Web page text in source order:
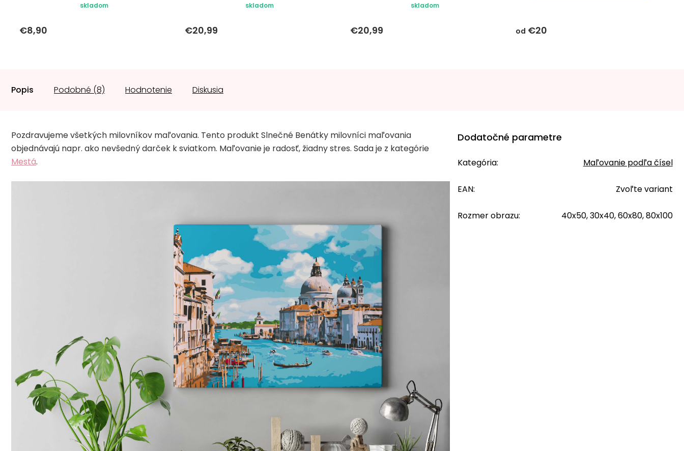
skladom
€8,90
skladom
€20,99
skladom
€20,99 od €20
Popis Podobné (8) Hodnotenie Diskusia
Pozdravujeme všetkých milovníkov maľovania. Tento produkt Slnečné Benátky milovníci maľovania
objednávajú napr. ako nevšedný darček k sviatkom. Maľovanie je radosť, žiadny stres. Sada je z kategórie
Mestá.
Dodatočné parametre
Kategória: Maľovanie podľa čísel
EAN: Zvoľte variant
Rozmer obrazu: 40x50, 30x40, 60x80, 80x100